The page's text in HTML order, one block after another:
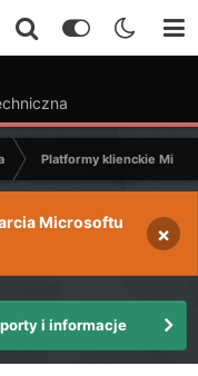
Platformy klienckie
Microsoftu
×
i informacje